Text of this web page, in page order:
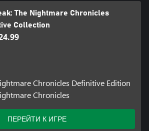
The Nightmare Chronicles
Collection
Chronicles Definitive Edition
Chronicles
ПЕРЕЙТИ К ИГРЕ